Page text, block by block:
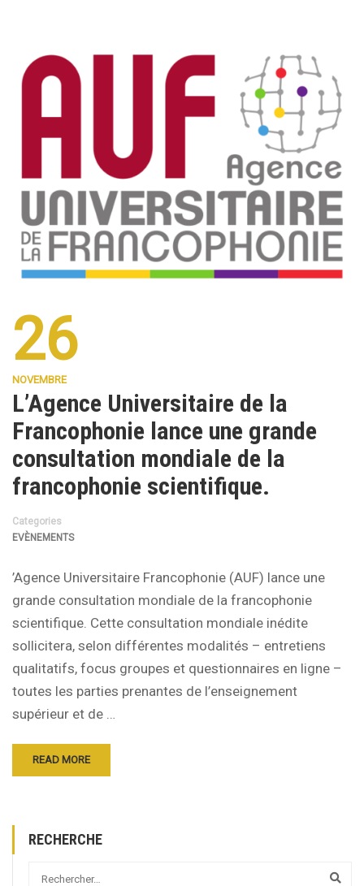
26
NOVEMBRE
L’Agence Universitaire de la
Francophonie lance une grande
consultation mondiale de la
francophonie scientifique.
Categories
EVÈNEMENTS
’Agence Universitaire Francophonie (AUF) lance une
grande consultation mondiale de la francophonie
scientifique. Cette consultation mondiale inédite
sollicitera, selon différentes modalités – entretiens
qualitatifs, focus groupes et questionnaires en ligne –
toutes les parties prenantes de l’enseignement
supérieur et de …
READ MORE
RECHERCHE